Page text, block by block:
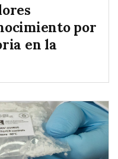
por
en la